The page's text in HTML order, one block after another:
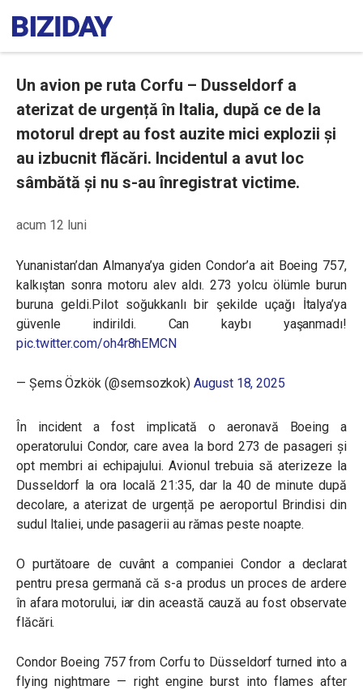
Un avion pe ruta Corfu – Dusseldorf a
aterizat de urgență în Italia, după ce de la
motorul drept au fost auzite mici explozii și
au izbucnit flăcări. Incidentul a avut loc
sâmbătă și nu s-au înregistrat victime.
acum 12 luni
Yunanistan’dan Almanya’ya giden Condor’a ait Boeing 757,
kalkıştan sonra motoru alev aldı. 273 yolcu ölümle burun
buruna geldi.Pilot soğukkanlı bir şekilde uçağı İtalya’ya
güvenle indirildi. Can kaybı yaşanmadı!
pic.twitter.com/oh4r8hEMCN
— Şems Özkök (@semsozkok)August 18, 2025
În incident a fost implicată o aeronavă Boeing a
operatorului Condor, care avea la bord 273 de pasageri și
opt membri ai echipajului. Avionul trebuia să aterizeze la
Dusseldorf la ora locală 21:35, dar la 40 de minute după
decolare, a aterizat de urgență pe aeroportul Brindisi din
sudul Italiei, unde pasagerii au rămas peste noapte.
O purtătoare de cuvânt a companiei Condor a declarat
pentru presa germană că s-a produs un proces de ardere
în afara motorului, iar din această cauză au fost observate
flăcări.
Condor Boeing 757 from Corfu to Düsseldorf turned into a
flying nightmare — right engine burst into flames after